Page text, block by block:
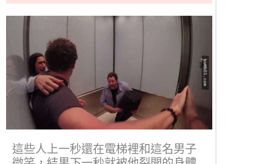
這些人上一秒還在電梯裡和這名男子